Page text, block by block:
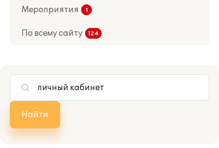
Мероприятия
По всему сайту
Найти